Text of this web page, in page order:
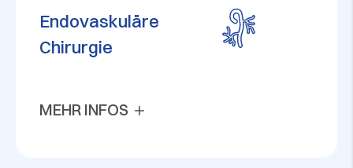
Endovaskuläre
Chirurgie
MEHR INFOS